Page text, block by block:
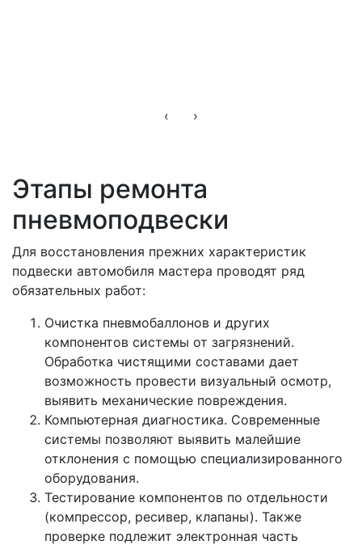
‹ ›
Этапы ремонта
пневмоподвески
Для восстановления прежних характеристик
подвески автомобиля мастера проводят ряд
обязательных работ:
Очистка пневмобаллонов и других
компонентов системы от загрязнений.
Обработка чистящими составами дает
возможность провести визуальный осмотр,
выявить механические повреждения.
Компьютерная диагностика. Современные
системы позволяют выявить малейшие
отклонения с помощью специализированного
оборудования.
Тестирование компонентов по отдельности
(компрессор, ресивер, клапаны). Также
проверке подлежит электронная часть